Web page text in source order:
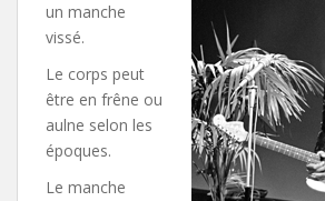
un manche
vissé.
Le corps peut
être en frêne ou
aulne selon les
époques.
Le manche